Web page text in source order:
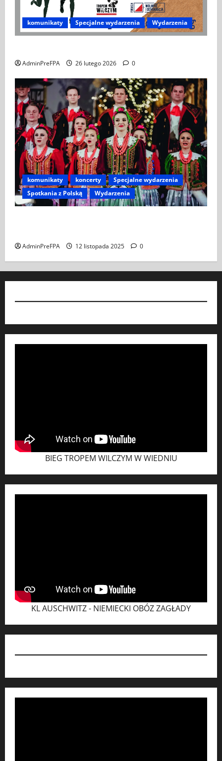
komunikaty Specjalne wydarzenia Wydarzenia
AdminPreFPA 26 lutego 2026 0
komunikaty koncerty
Specjalne wydarzenia
Spotkania z Polską
Wydarzenia
AdminPreFPA 12 listopada 2025 0
BIEG TROPEM WILCZYM W WIEDNIU
KL AUSCHWITZ - NIEMIECKI OBÓZ ZAGŁADY